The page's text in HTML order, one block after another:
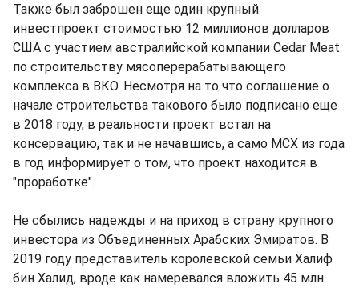
Также был заброшен еще один крупный
инвестпроект стоимостью 12 миллионов долларов
США с участием австралийской компании Cedar Meat
по строительству мясоперерабатывающего
комплекса в ВКО. Несмотря на то что соглашение о
начале строительства такового было подписано еще
в 2018 году, в реальности проект встал на
консервацию, так и не начавшись, а само МСХ из года
в год информирует о том, что проект находится в
"проработке".
Не сбылись надежды и на приход в страну крупного
инвестора из Объединенных Арабских Эмиратов. В
2019 году представитель королевской семьи Халиф
бин Халид, вроде как намеревался вложить 45 млн.